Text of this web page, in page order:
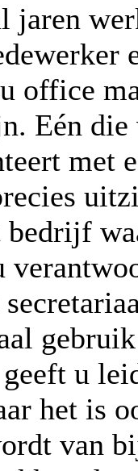
jaren
office
Eén
met
u
het is
van